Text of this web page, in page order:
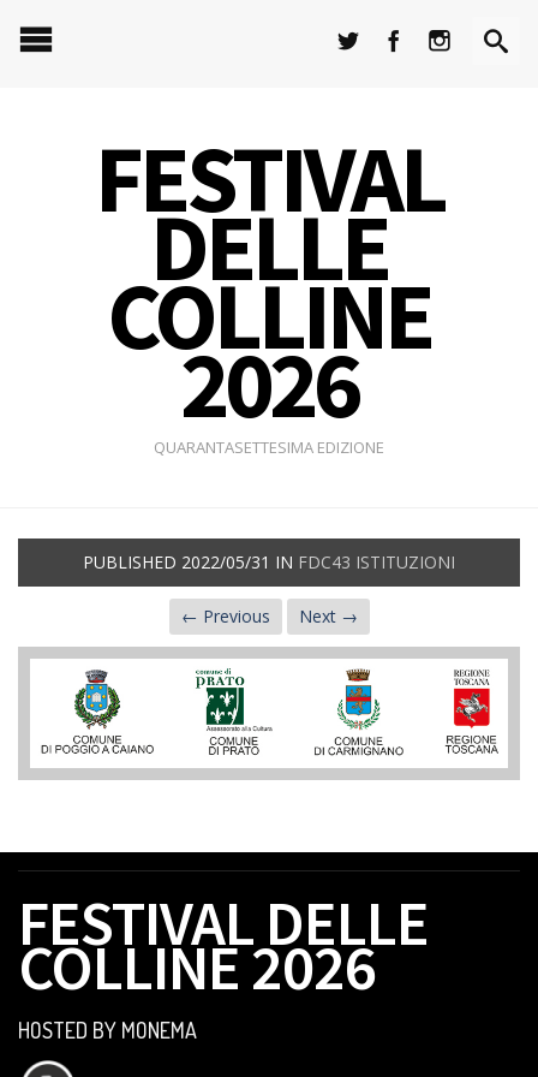
FESTIVAL
DELLE
COLLINE
2026
QUARANTASETTESIMA EDIZIONE
PUBLISHED 2022/05/31 IN FDC43 ISTITUZIONI
← Previous Next →
FESTIVAL DELLE
COLLINE 2026
HOSTED BY MONEMA